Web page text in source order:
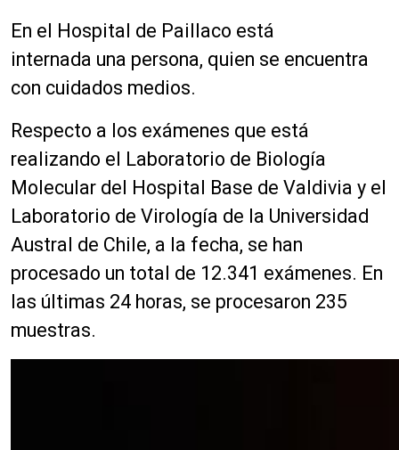
En el Hospital de Paillaco está
internada una persona, quien se encuentra
con cuidados medios.
Respecto a los exámenes que está
realizando el Laboratorio de Biología
Molecular del Hospital Base de Valdivia y el
Laboratorio de Virología de la Universidad
Austral de Chile, a la fecha, se han
procesado un total de 12.341 exámenes. En
las últimas 24 horas, se procesaron 235
muestras.